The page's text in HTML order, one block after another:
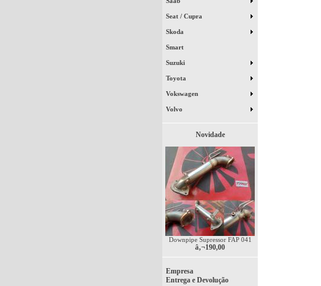
Seat / Cupra
Skoda
Smart
Suzuki
Toyota
Vokswagen
Volvo
Novidade
Downpipe Supressor FAP 041
â‚¬190,00
Empresa
Entrega e Devolução